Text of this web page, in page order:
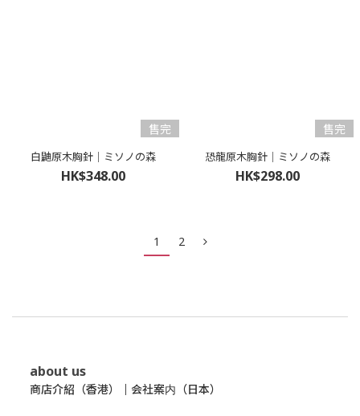
售完
白鼬原木胸針｜ミソノの森
HK$348.00
售完
恐龍原木胸針｜ミソノの森
HK$298.00
1 2
about us
商店介紹（香港） ｜ 会社案内（日本）